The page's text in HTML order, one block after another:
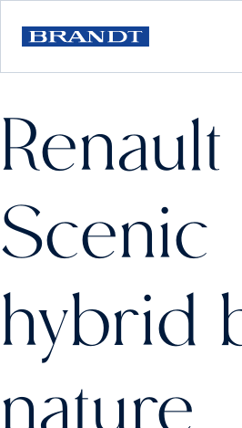
Renault
Scenic
hybrid
nature